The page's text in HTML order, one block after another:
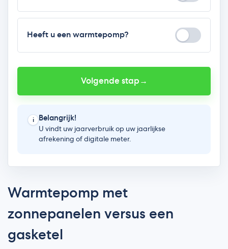
Warmtepomp met
zonnepanelen versus een
gasketel